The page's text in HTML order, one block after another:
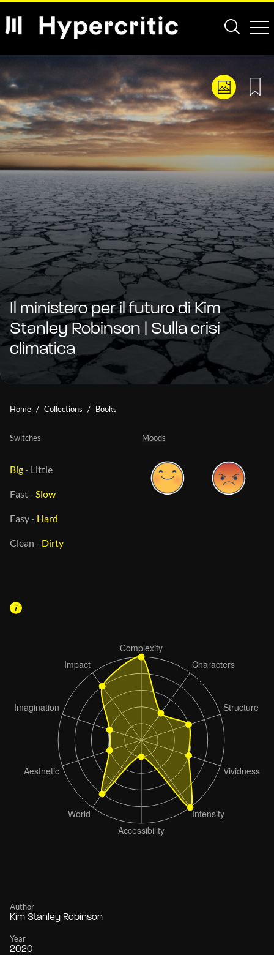
Il ministero per il futuro di Kim
Stanley Robinson | Sulla crisi
climatica
Home Collections Books
Moods
Switches
Big- Little
Fast- Slow
Easy- Hard
Clean - Dirty
Author
Kim Stanley Robinson
Year
2020